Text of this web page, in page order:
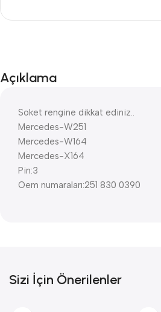
Açıklama
Soket rengine dikkat ediniz..
Mercedes-W251
Mercedes-W164
Mercedes-X164
Pin:3
Oem numaraları:251 830 0390
Sizi İçin Önerilenler